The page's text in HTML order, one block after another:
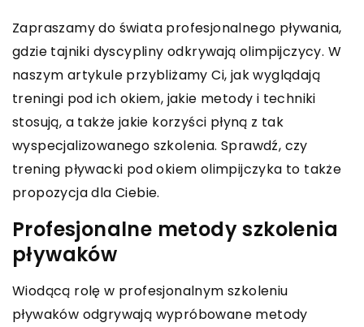
Zapraszamy do świata profesjonalnego pływania,
gdzie tajniki dyscypliny odkrywają olimpijczycy. W
naszym artykule przybliżamy Ci, jak wyglądają
treningi pod ich okiem, jakie metody i techniki
stosują, a także jakie korzyści płyną z tak
wyspecjalizowanego szkolenia. Sprawdź, czy
trening pływacki pod okiem olimpijczyka to także
propozycja dla Ciebie.
Profesjonalne metody szkolenia
pływaków
Wiodącą rolę w profesjonalnym szkoleniu
pływaków odgrywają wypróbowane metody